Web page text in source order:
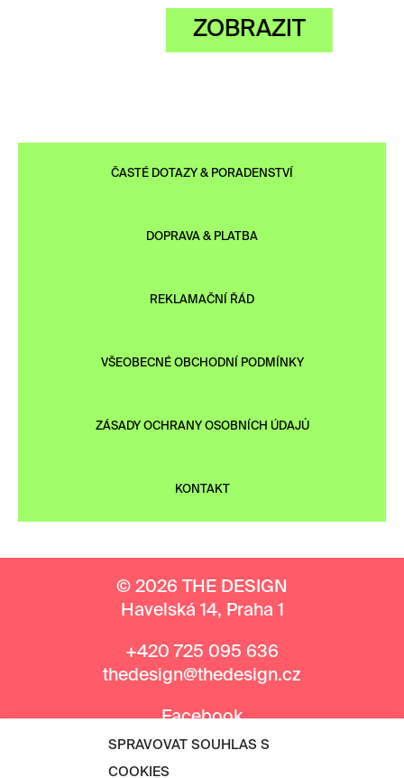
SPRAVOVAT SOUHLAS S
COOKIES
ČASTÉ DOTAZY & PORADENSTVÍ
DOPRAVA & PLATBA
REKLAMAČNÍ ŘÁD
VŠEOBECNÉ OBCHODNÍ PODMÍNKY
ZÁSADY OCHRANY OSOBNÍCH ÚDAJŮ
KONTAKT
© 2026 THE DESIGN
Havelská 14, Praha 1
+420 725 095 636
thedesign@thedesign.cz
Facebook
Instagram